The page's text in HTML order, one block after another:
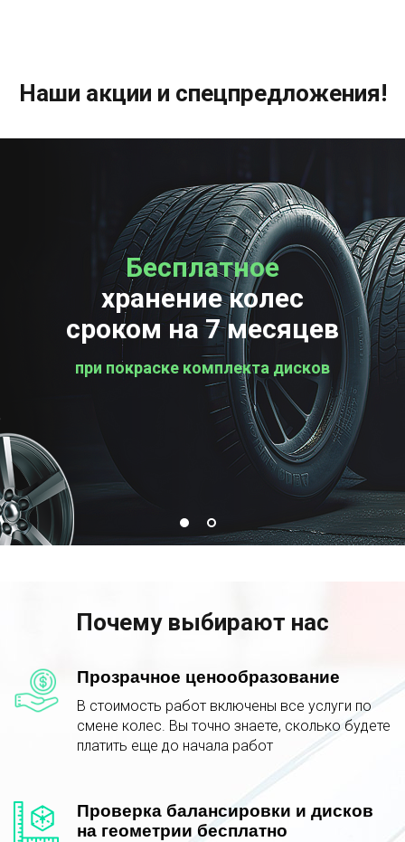
Наши акции и спецпредложения!
Бесплатное
хранение колес
сроком на 7 месяцев
при покраске комплекта дисков
Бесплатная
проверка колес
Почему выбирают нас
Прозрачное ценообразование
В стоимость работ включены все услуги по
смене колес. Вы точно знаете, сколько будете
платить еще до начала работ
Проверка балансировки и дисков
на геометрии бесплатно